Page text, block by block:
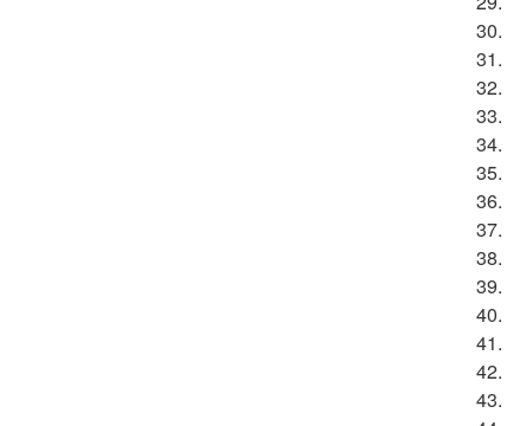
30.
31.
32.
33.
34.
35.
36.
37.
38.
39.
40.
41.
42.
43.